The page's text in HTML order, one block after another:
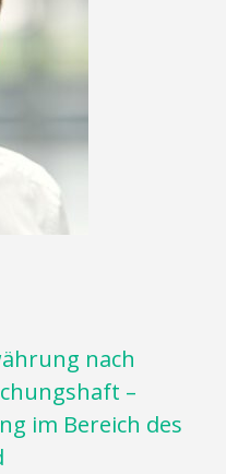
nach
–
im Bereich des